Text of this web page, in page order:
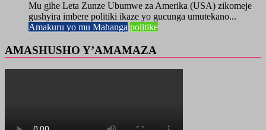
Mu gihe Leta Zunze Ubumwe za Amerika (USA) zikomeje
gushyira imbere politiki ikaze yo gucunga umutekano...
Amakuru yo mu Mahanga politike
AMASHUSHO Y’AMAMAZA